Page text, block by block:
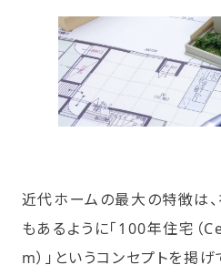
近代ホームの最大の特徴は
もあるように「100年住宅
m）」というコンセプトを掲